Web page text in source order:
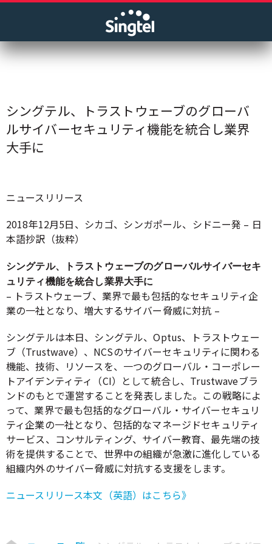
シングテル、トラストウェーブのグローバ
ルサイバーセキュリティ機能を統合し業界
大手に
ニュースリリース
2018年12月5日、シカゴ、シンガポール、シドニー発 – 日
本語抄訳（抜粋）
シングテル、トラストウェーブのグローバルサイバーセキ
ュリティ機能を統合し業界大手に
– トラストウェーブ、業界で最も包括的なセキュリティ企
業の一社となり、増大するサイバー脅威に対抗 –
シングテルは本日、シングテル、Optus、トラストウェー
ブ（Trustwave）、NCSのサイバーセキュリティに関わる
機能、技術、リソースを、一つのグローバル・コーポレー
トアイデンティティ（CI）として統合し、Trustwaveブラ
ンドのもとで運営することを発表しました。この戦略によ
って、業界で最も包括的なグローバル・サイバーセキュリ
ティ企業の一社となり、包括的なマネージドセキュリティ
サービス、コンサルティング、サイバー教育、最先端の技
術を提供することで、世界中の組織が急激に進化している
組織内外のサイバー脅威に対抗する支援をします。
ニュースリリース本文（英語）はこちら》